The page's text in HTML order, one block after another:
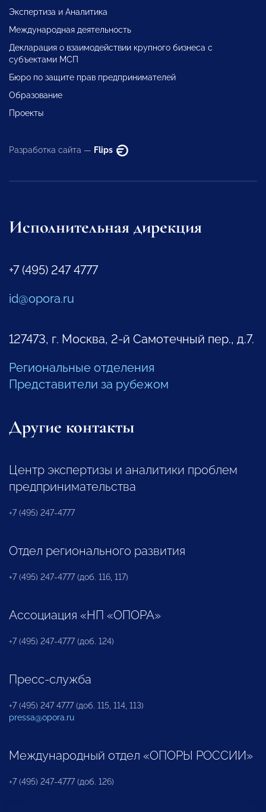
Экспертиза и Аналитика
Международная деятельность
Декларация о взаимодействии крупного бизнеса с
субъектами МСП
Бюро по защите прав предпринимателей
Образование
Проекты
Разработка сайта — Flips
Исполнительная дирекция
+7 (495) 247 4777
id@opora.ru
127473, г. Москва, 2-й Самотечный пер., д.7.
Региональные отделения
Представители за рубежом
Другие контакты
Центр экспертизы и аналитики проблем
предпринимательства
+7 (495) 247-4777
Отдел регионального развития
+7 (495) 247-4777 (доб. 116, 117)
Ассоциация «НП «ОПОРА»
+7 (495) 247-4777 (доб. 124)
Пресс-служба
+7 (495) 247 4777 (доб. 115, 114, 113)
pressa@opora.ru
Международный отдел «ОПОРЫ РОССИИ»
+7 (495) 247-4777 (доб. 126)